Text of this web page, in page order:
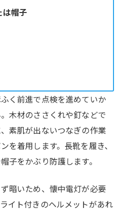
は帽子
く前進で点検を進めていか
木材のささくれや釘などで
素肌が出ないつなぎの作業
を着用します。長靴を履き、
子をかぶり防護します。
暗いため、懐中電灯が必要
イト付きのヘルメットがあれ